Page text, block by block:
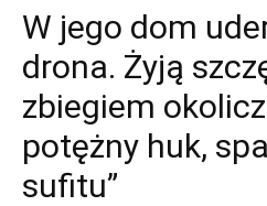
W jego dom
drona. Żyją
zbiegiem
potężny huk,
sufitu”